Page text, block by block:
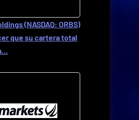
(NASDAQ: ORBS)
que su cartera total